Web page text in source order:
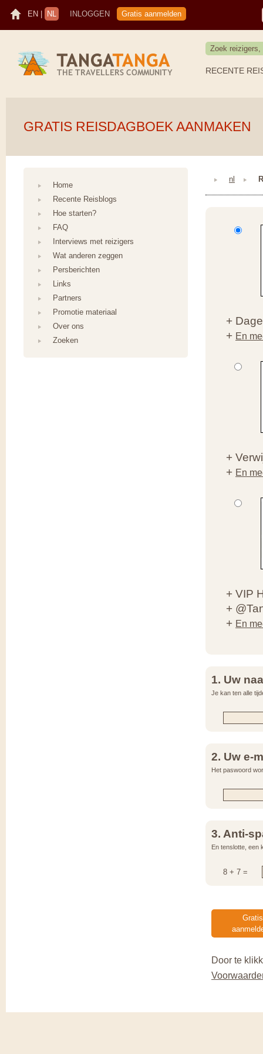
EN NL INLOGGEN Gratis aanmelden
RECENTE
GRATIS REISDAGBOEK AANMAKEN
nl
+
+ En
+
+ En
+ VIP
+
+ En
1. Uw
Je kan ten alle
2. Uw e-
Het paswoord
3. Anti-
En tenslotte, een
8 + 7 =
Gratis
Door te
Home
Recente Reisblogs
Hoe starten?
FAQ
Interviews met reizigers
Wat anderen zeggen
Persberichten
Links
Partners
Promotie materiaal
Over ons
Zoeken